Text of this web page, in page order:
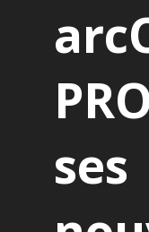
ses